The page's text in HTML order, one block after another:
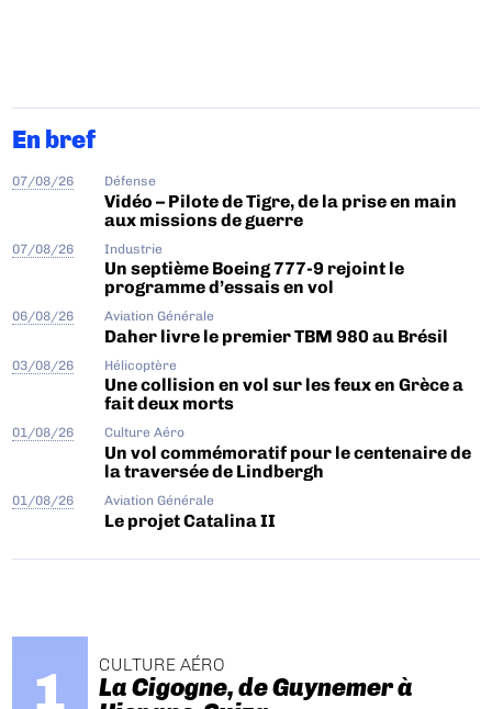
En bref
07/08/26 Défense
Vidéo – Pilote de Tigre, de la prise en main
aux missions de guerre
07/08/26 Industrie
Un septième Boeing 777-9 rejoint le
programme d’essais en vol
06/08/26 Aviation Générale
Daher livre le premier TBM 980 au Brésil
03/08/26 Hélicoptère
Une collision en vol sur les feux en Grèce a
fait deux morts
01/08/26 Culture Aéro
Un vol commémoratif pour le centenaire de
la traversée de Lindbergh
01/08/26 Aviation Générale
Le projet Catalina II
CULTURE AÉRO
La Cigogne, de Guynemer à